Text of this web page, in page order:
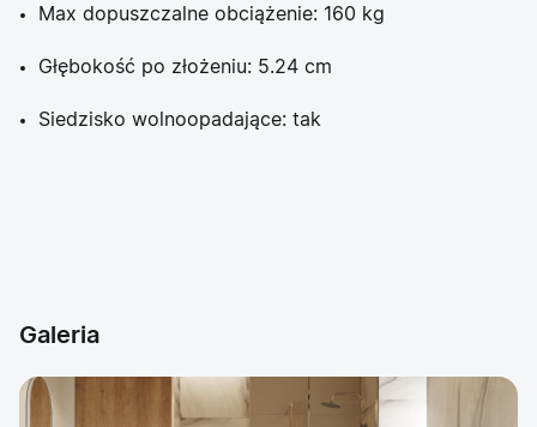
Max dopuszczalne obciążenie: 160 kg
Głębokość po złożeniu: 5.24 cm
Siedzisko wolnoopadające: tak
Galeria